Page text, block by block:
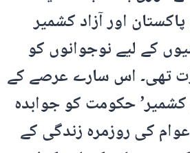
اور آزاد کشمیر
کے لیے نوجوانوں کو
تھی۔ اس سارے عرصے کے
کشمیر’ حکومت کو جوابدہ
عوام کی روزمرہ زندگی کے